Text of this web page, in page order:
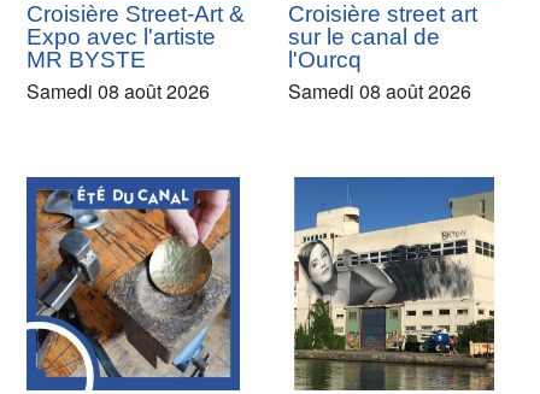
Croisière Street-Art &
Expo avec l'artiste
MR BYSTE
Samedi 08 août 2026
Croisière street art
sur le canal de
l'Ourcq
Samedi 08 août 2026